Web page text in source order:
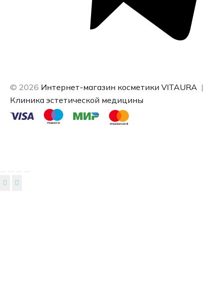
© 2026 Интернет-магазин косметики VITAURA |
Клиника эстетической медицины